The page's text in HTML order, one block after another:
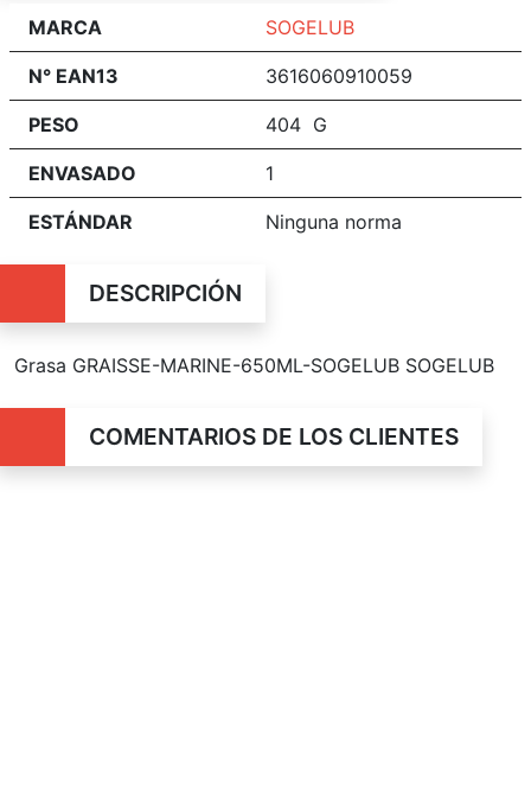
MARCA SOGELUB
N° EAN13 3616060910059
PESO 404 G
ENVASADO 1
ESTÁNDAR Ninguna norma
DESCRIPCIÓN
Grasa GRAISSE-MARINE-650ML-SOGELUB SOGELUB
COMENTARIOS DE LOS CLIENTES